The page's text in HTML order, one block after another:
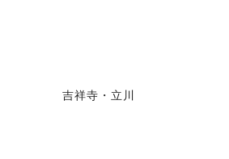
吉祥寺・立川